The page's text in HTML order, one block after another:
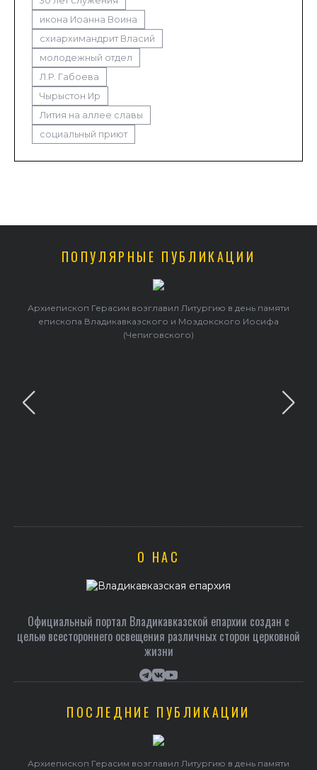
икона Иоанна Воина
схиархимандрит Власий
молодежный отдел
Л.Р. Габоева
Чырыстон Ир
Лития на аллее славы
социальный приют
ПОПУЛЯРНЫЕ ПУБЛИКАЦИИ
Архиепископ Герасим возглавил Литургию в день памяти
епископа Владикавказского и Моздокского Иосифа
(Чепиговского)
О НАС
Официальный портал Владикавказской епархии создан c
целью всестороннего освещения различных сторон церковной
жизни
ПОСЛЕДНИЕ ПУБЛИКАЦИИ
Архиепископ Герасим возглавил Литургию в день памяти